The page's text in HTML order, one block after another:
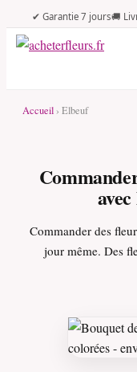
✔ Garantie 7 jours🚚
Accueil › Elbeuf
Commander des
jour même. Des